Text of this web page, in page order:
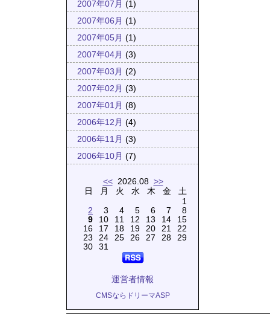
2007年07月 (1)
2007年06月 (1)
2007年05月 (1)
2007年04月 (3)
2007年03月 (2)
2007年02月 (3)
2007年01月 (8)
2006年12月 (4)
2006年11月 (3)
2006年10月 (7)
<<2026.08 >>
日
2
9
16
23
30
月
3
10
17
24
31
火
4
11
18
25
水
5
12
19
26
木
6
13
20
27
金
7
14
21
28
土
1
8
15
22
29
運営者情報
CMSならドリーマASP